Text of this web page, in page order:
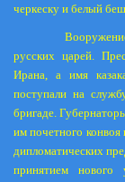
черкеску и белый
русских царей.
Ирана, а имя
поступали на
бригаде.
им почетного конвоя
дипломатических
принятием